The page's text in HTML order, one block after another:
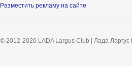
Разместить рекламу на сайте
© 2012-2020 LADA Largus Club | Лада Ларгус